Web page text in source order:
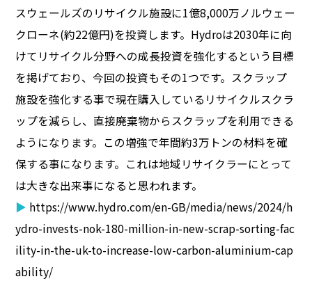
スウェールズのリサイクル施設に1億8,000万ノルウェー
クローネ(約22億円)を投資します。Hydroは2030年に向
けてリサイクル分野への成長投資を強化するという目標
を掲げており、今回の投資もその1つです。スクラップ
施設を強化する事で現在購入しているリサイクルスクラ
ップを減らし、直接廃棄物からスクラップを利用できる
ようになります。この増強で年間約3万トンの材料を確
保する事になります。これは地域リサイクラーにとって
は大きな出来事になると思われます。
▶ https://www.hydro.com/en-GB/media/news/2024/h
ydro-invests-nok-180-million-in-new-scrap-sorting-fac
ility-in-the-uk-to-increase-low-carbon-aluminium-cap
ability/